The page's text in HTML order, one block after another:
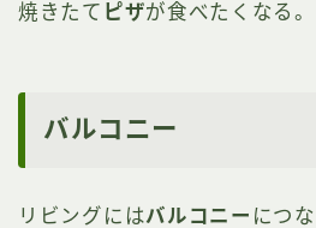
焼きたて ピザが食べたくなる。
バルコニー
リビングにはバルコニー につ